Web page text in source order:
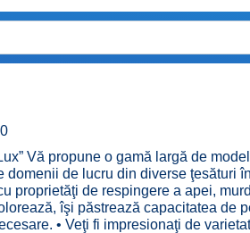
Vă propune o gamă largă de
domenii de lucru din diverse ţesături
cu proprietăţi de respingere a apei,
îşi păstrează capacitatea de
• Veţi fi impresionaţi de